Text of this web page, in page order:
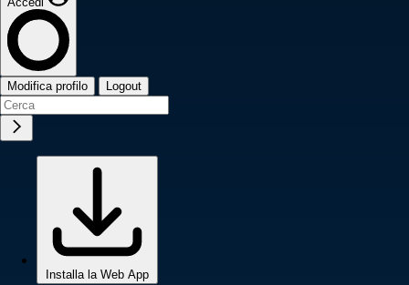
Modifica profilo Logout
Installa la Web App